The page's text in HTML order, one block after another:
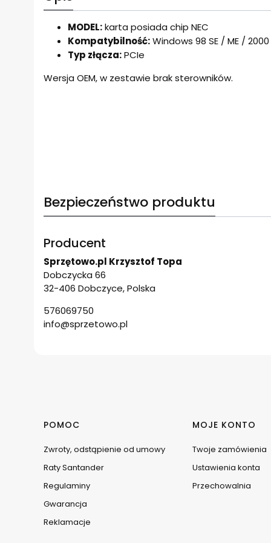
MODEL:karta posiada chip NEC
Kompatybilność:Windows 98 SE / ME /
Typ złącza:PCIe
Wersja OEM, w zestawie brak sterowników.
Bezpieczeństwo produktu
Producent
Sprzętowo.pl Krzysztof Topa
Dobczycka 66
32-406 Dobczyce, Polska
576069750
info@sprzetowo.pl
Linki w stopce
POMOC
Zwroty, odstąpienie od umowy
Raty Santander
Regulaminy
Gwarancja
Reklamacje
MOJE KONTO
Twoje zamówienia
Ustawienia konta
Przechowalnia